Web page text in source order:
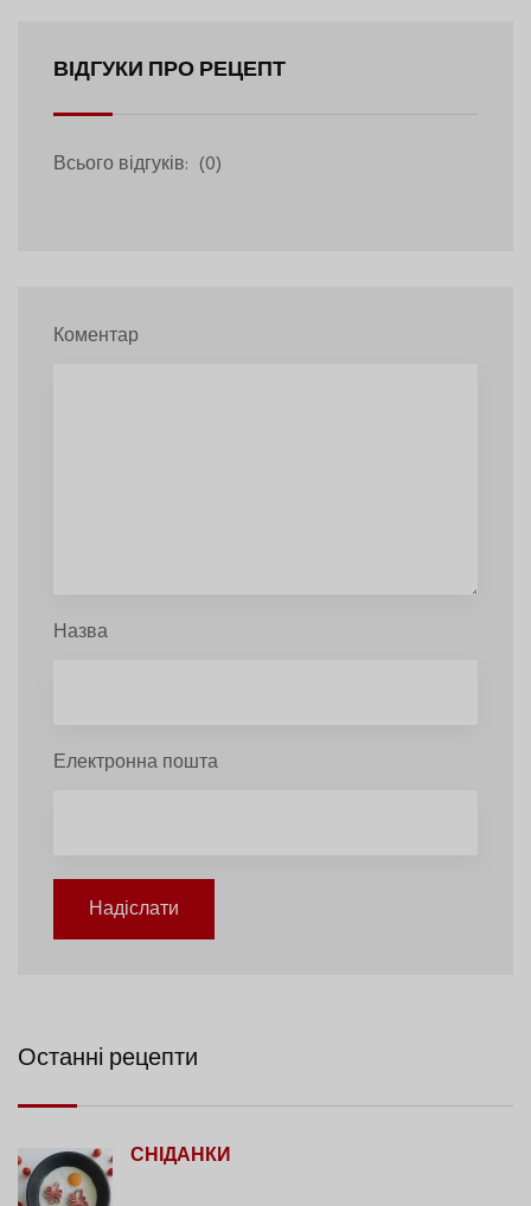
ВІДГУКИ ПРО РЕЦЕПТ
Всього відгуків: (0)
Коментар
Назва
Електронна пошта
Надіслати
Останні рецепти
СНІДАНКИ